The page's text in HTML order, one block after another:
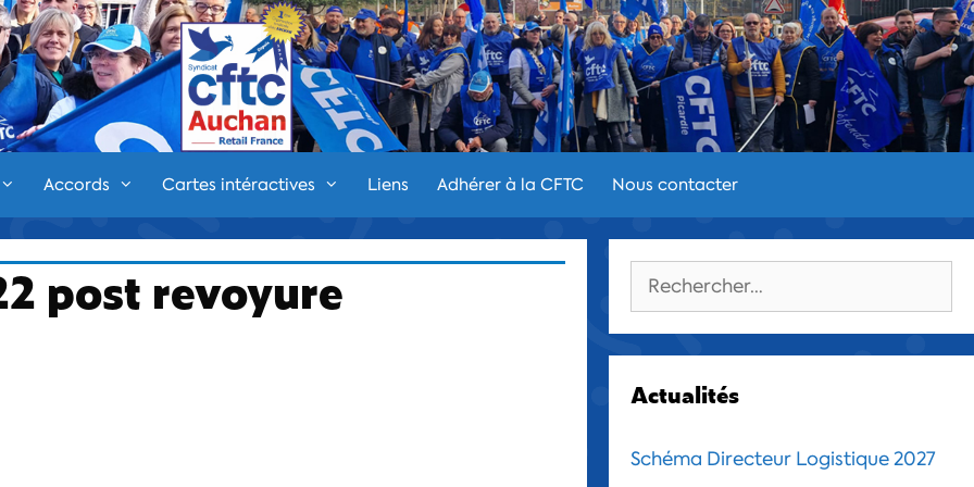
Accords Cartes intéractives Liens Adhérer à la CFTC Nous contacter
post revoyure Rechercher :
Actualités
Schéma Directeur Logistique 2027